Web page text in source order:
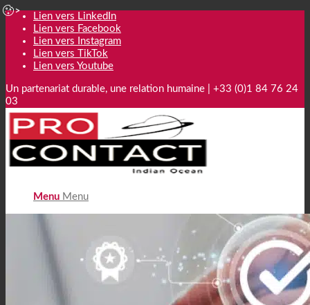
Lien vers LinkedIn
Lien vers Facebook
Lien vers Instagram
Lien vers TikTok
Lien vers Youtube
Un partenariat durable, une relation humaine | +33 (0)1 84 76 24
03
Menu Menu